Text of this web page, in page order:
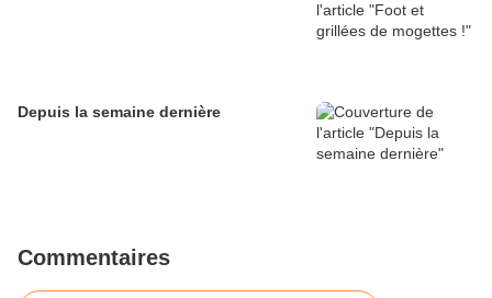
Depuis la semaine dernière
Commentaires